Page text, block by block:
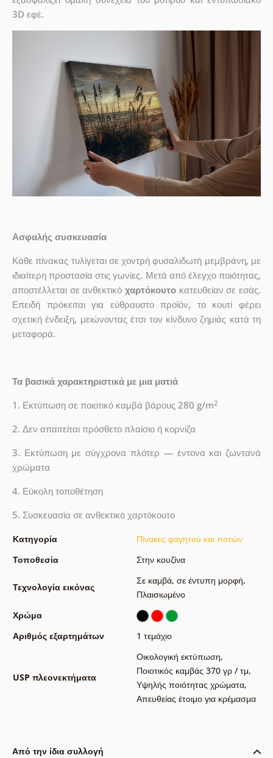
3D εφέ.
Ασφαλής συσκευασία
Κάθε πίνακας τυλίγεται σε χοντρή φυσαλιδωτή μεμβράνη, με
ιδιαίτερη προστασία στις γωνίες. Μετά από έλεγχο ποιότητας,
αποστέλλεται σε ανθεκτικό χαρτόκουτο κατευθείαν σε εσάς.
Επειδή πρόκειται για εύθραυστο προϊόν, το κουτί φέρει
σχετική ένδειξη, μειώνοντας έτσι τον κίνδυνο ζημιάς κατά τη
μεταφορά.
Τα βασικά χαρακτηριστικά με μια ματιά
1. Εκτύπωση σε ποιοτικό καμβά βάρους 280 g/m2
2. Δεν απαιτείται πρόσθετο πλαίσιο ή κορνίζα
3. Εκτύπωση με σύγχρονα πλότερ — έντονα και ζωντανά
χρώματα
4. Εύκολη τοποθέτηση
5. Συσκευασία σε ανθεκτικό χαρτόκουτο
Κατηγορία
Πίνακες φαγητού και ποτών
Τοποθεσία
Στην κουζίνα
Τεχνολογία εικόνας
Σε καμβά, σε έντυπη μορφή,
Πλαισιωμένο
Χρώμα
Αριθμός εξαρτημάτων
1 τεμάχιο
USP πλεονεκτήματα
Οικολογική εκτύπωση,
Ποιοτικός καμβάς 370 γρ / τμ,
Υψηλής ποιότητας χρώματα,
Απευθείας έτοιμο για κρέμασμα
Από την ίδια συλλογή